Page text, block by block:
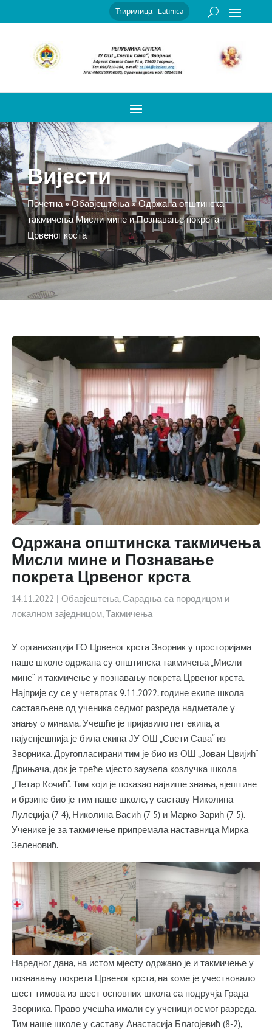
Ћирилица| Latinica
Вијести
Почетна»Обавјештења»Одржана општинска
такмичења Мисли мине и Познавање покрета
Црвеног крста
Одржана општинска такмичења
Мисли мине и Познавање
покрета Црвеног крста
14.11.2022 | Обавјештења, Сарадња са породицом и
локалном заједницом,Такмичења
У организацији ГО Црвеног крста Зворник у просторијама
наше школе одржана су општинска такмичења „Мисли
мине“ и такмичење у познавању покрета Црвеног крста.
Најприје су се у четвртак 9.11.2022. године екипе школа
састављене од ученика седмог разреда надметале у
знању о минама. Учешће је пријавило пет екипа, а
најуспјешнија је била екипа ЈУ ОШ „Свети Сава“ из
Зворника. Другопласирани тим је био из ОШ „Јован Цвијић“
Дрињача, док је треће мјесто заузела козлучка школа
„Петар Кочић“. Тим који је показао највише знања, вјештине
и брзине био је тим наше школе, у саставу Николина
Лулеџија (7-4), Николина Васић (7-5) и Марко Зарић (7-5).
Ученике је за такмичење припремала наставница Мирка
Зеленовић.
Наредног дана, на истом мјесту одржано је и такмичење у
познавању покрета Црвеног крста, на коме је учествовало
шест тимова из шест основних школа са подручја Града
Зворника. Право учешћа имали су ученици осмог разреда.
Тим наше школе у саставу Анастасија Благојевић (8-2),